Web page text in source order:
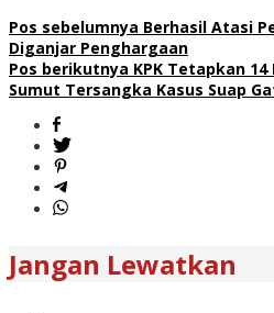
Pos sebelumnya Berhasil Atasi
Diganjar Penghargaan
Pos berikutnya KPK Tetapkan
Sumut Tersangka Kasus Suap
Jangan Lewatkan